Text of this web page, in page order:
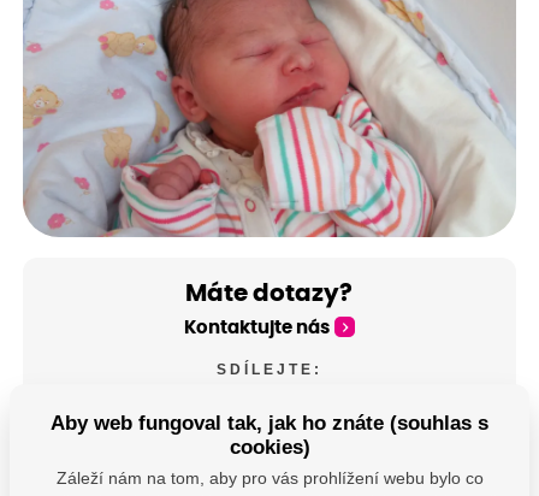
Máte dotazy?
Kontaktujte nás
SDÍLEJTE:
Aby web fungoval tak, jak ho znáte (souhlas s
cookies)
Záleží nám na tom, aby pro vás prohlížení webu bylo co